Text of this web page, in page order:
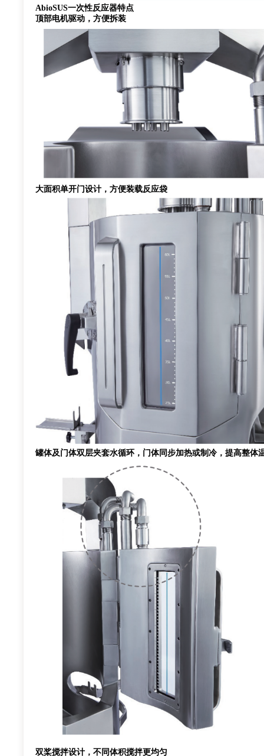
AbioSUS一次性反应器特点
顶部电机驱动，方便拆装
大面积单开门设计，方便装载反应袋
罐体及门体双层夹套水循环，门体同步加热或制冷，提高整体
双桨搅拌设计，不同体积搅拌更均匀